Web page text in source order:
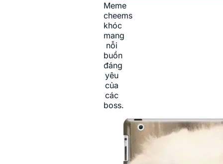
Meme
cheems
khóc
mang
nỗi
buồn
đáng
yêu
của
các
boss.